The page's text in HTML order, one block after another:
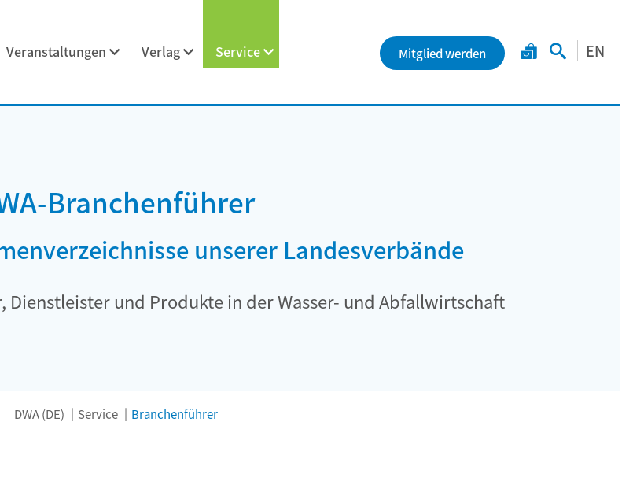
Veranstaltungen Verlag Service Mitglied werden EN
Branchenführer
unserer Landesverbände
Dienstleister und Produkte in der Wasser- und Abfallwirtschaft
DWA (DE) Service Branchenführer